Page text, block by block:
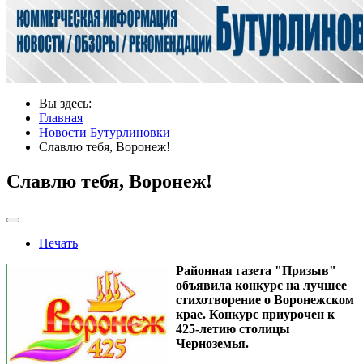
Вы здесь:
Главная
Новости Бутурлиновки
Славлю тебя, Воронеж!
Славлю тебя, Воронеж!
Печать
Районная газета "Призыв"
объявила конкурс на лучшее
стихотворение о Воронежском
крае. Конкурс приурочен к
425-летию столицы
Черноземья.